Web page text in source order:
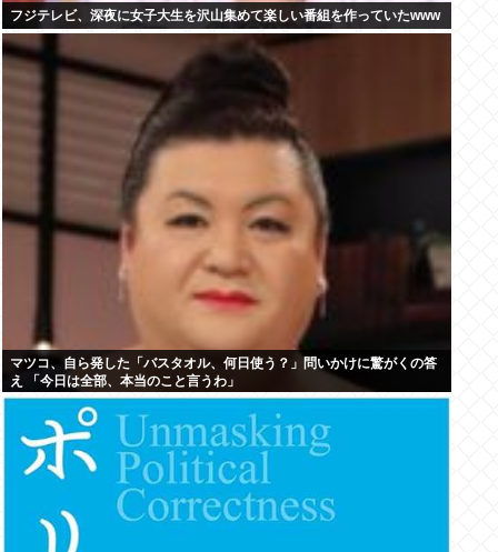
フジテレビ、深夜に女子大生を沢山集めて楽しい番組を作っていたwww
マツコ、自ら発した「バスタオル、何日使う？」問いかけに驚がくの答
え 「今日は全部、本当のこと言うわ」